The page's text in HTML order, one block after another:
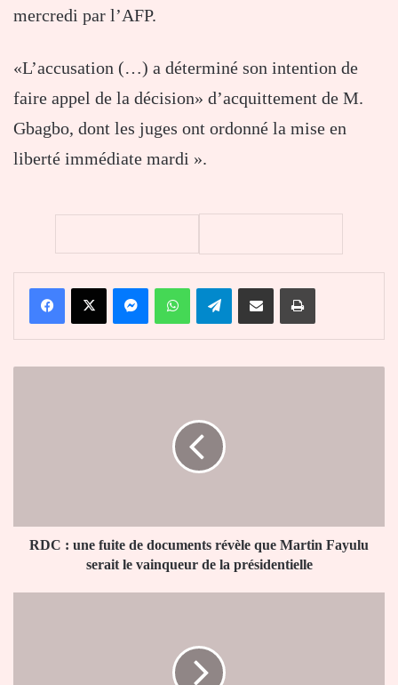
mercredi par l’AFP.
«L’accusation (…) a déterminé son intention de
faire appel de la décision» d’acquittement de M.
Gbagbo, dont les juges ont ordonné la mise en
liberté immédiate mardi ».
FacebookX MessengerWhatsAppTelegramPartager par email Imprimer
Martin
Fayulu
RDC : une fuite de documents révèle que Martin Fayulu
serait le vainqueur de la présidentielle